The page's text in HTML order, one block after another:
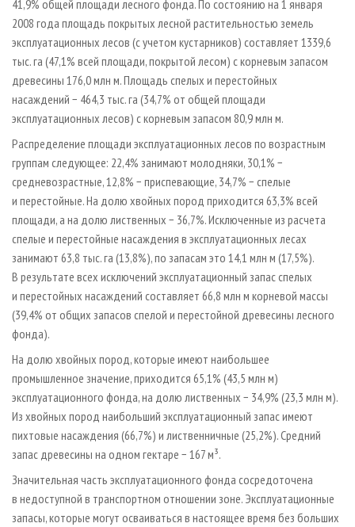
41,9% общей площади лесного фонда. По состоянию на 1 января
2008 года площадь покрытых лесной растительностью земель
эксплуатационных лесов (с учетом кустарников) составляет 1339,6
тыс. га (47,1% всей площади, покрытой лесом) с корневым запасом
древесины 176,0 млн м. Площадь спелых и перестойных
насаждений − 464,3 тыс. га (34,7% от общей площади
эксплуатационных лесов) с корневым запасом 80,9 млн м.
Распределение площади эксплуатационных лесов по возрастным
группам следующее: 22,4% занимают молодняки, 30,1% −
средневозрастные, 12,8% − приспевающие, 34,7% − спелые
и перестойные. На долю хвойных пород приходится 63,3% всей
площади, а на долю лиственных − 36,7%. Исключенные из расчета
спелые и перестойные насаждения в эксплуатационных лесах
занимают 63,8 тыс. га (13,8%), по запасам это 14,1 млн м (17,5%).
В результате всех исключений эксплуатационный запас спелых
и перестойных насаждений составляет 66,8 млн м корневой массы
(39,4% от общих запасов спелой и перестойной древесины лесного
фонда).
На долю хвойных пород, которые имеют наибольшее
промышленное значение, приходится 65,1% (43,5 млн м)
эксплуатационного фонда, на долю лиственных − 34,9% (23,3 млн м).
Из хвойных пород наибольший эксплуатационный запас имеют
пихтовые насаждения (66,7%) и лиственничные (25,2%). Средний
запас древесины на одном гектаре − 167 м³.
Значительная часть эксплуатационного фонда сосредоточена
в недоступной в транспортном отношении зоне. Эксплуатационные
запасы, которые могут осваиваться в настоящее время без больших